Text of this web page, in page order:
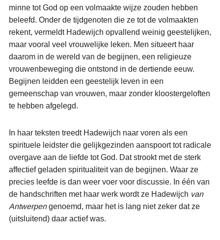
minne tot God op een volmaakte wijze zouden hebben
beleefd. Onder de tijdgenoten die ze tot de volmaakten
rekent, vermeldt Hadewijch opvallend weinig geestelijken,
maar vooral veel vrouwelijke leken. Men situeert haar
daarom in de wereld van de begijnen, een religieuze
vrouwenbeweging die ontstond in de dertiende eeuw.
Begijnen leidden een geestelijk leven in een
gemeenschap van vrouwen, maar zonder kloostergeloften
te hebben afgelegd.
In haar teksten treedt Hadewijch naar voren als een
spirituele leidster die gelijkgezinden aanspoort tot radicale
overgave aan de liefde tot God. Dat strookt met de sterk
affectief geladen spiritualiteit van de begijnen. Waar ze
precies leefde is dan weer voer voor discussie. In één van
de handschriften met haar werk wordt ze Hadewijch van
Antwerpengenoemd, maar het is lang niet zeker dat ze
(uitsluitend) daar actief was.